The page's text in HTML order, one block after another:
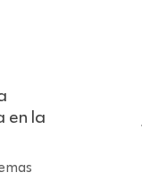
en la